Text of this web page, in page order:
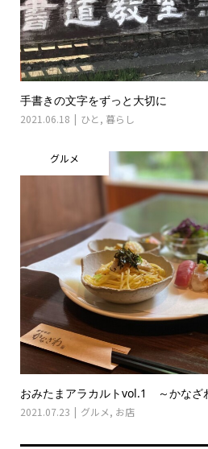
手書きの文字をずっと大切に
2021.06.18 ひと , 暮らし
グルメ
おみたまアラカルトvol.1 ～かなざ
2021.07.23 グルメ, お店